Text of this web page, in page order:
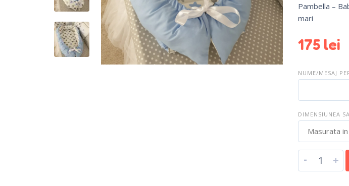
Pambella –
mari
175 lei
NUME/MESAJ
DIMENSIUNEA
- +